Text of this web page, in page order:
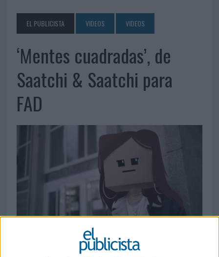
EL PUBLICISTA VIDEOS VIDEOS
‘Mentes cuadradas’, de
Saatchi & Saatchi para
FAD
Ficha técnica ‘Mentes cuadradas’